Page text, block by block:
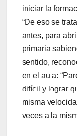
iniciar la
“De eso se
antes, para
primaria
sentido,
en el aula:
difícil y lograr
misma
veces a la